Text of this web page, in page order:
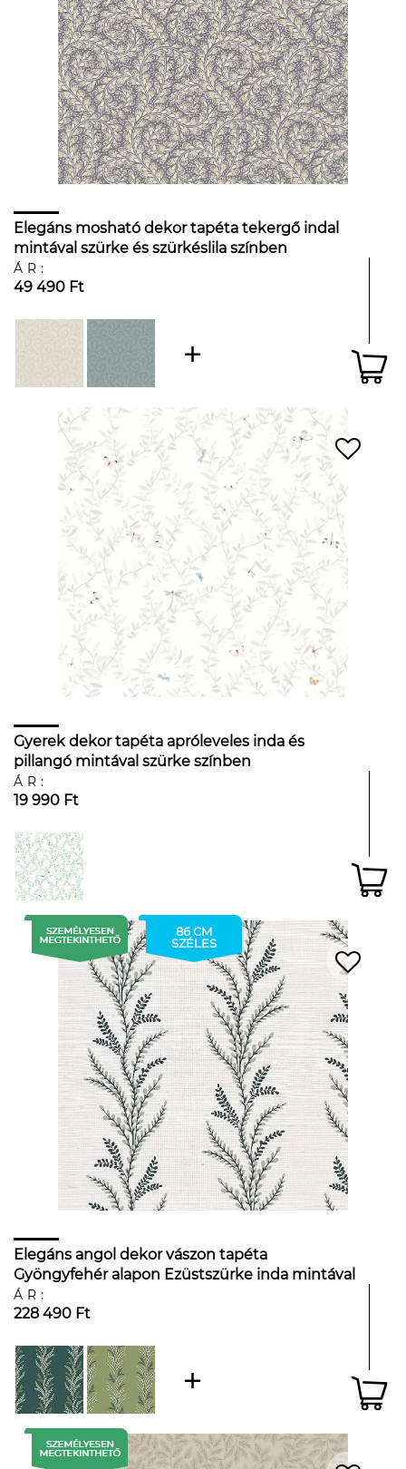
Elegáns mosható dekor tapéta tekergő indal
mintával szürke és szürkéslila színben
ÁR:
49 490 Ft
Gyerek dekor tapéta apróleveles inda és
pillangó mintával szürke színben
ÁR:
19 990 Ft
86 CM
SZÉLES
Elegáns angol dekor vászon tapéta
Gyöngyfehér alapon Ezüstszürke inda mintával
ÁR:
228 490 Ft